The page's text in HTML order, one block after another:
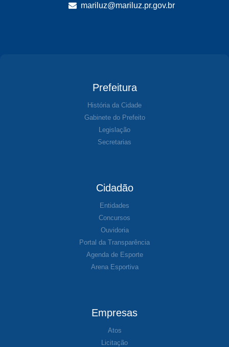
mariluz@mariluz.pr.gov.br
Prefeitura
História da Cidade
Gabinete do Prefeito
Legislação
Secretarias
Cidadão
Entidades
Concursos
Ouvidoria
Portal da Transparência
Agenda de Esporte
Arena Esportiva
Empresas
Atos
Licitação